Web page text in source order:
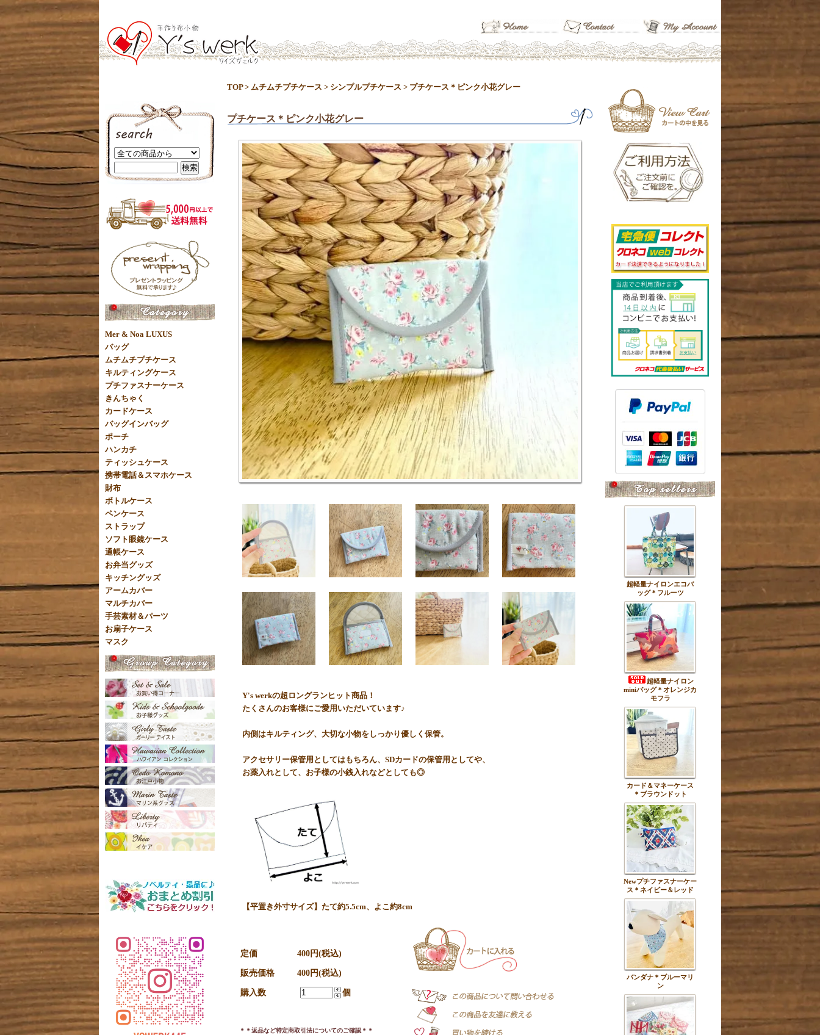
TOP> ムチムチプチケース > シンプルプチケース > プチケース＊ピンク小花グレー
プチケース＊ピンク小花グレー
Y's werkの超ロングランヒット商品！
たくさんのお客様にご愛用いただいています♪
内側はキルティング、大切な小物をしっかり優しく保管。
アクセサリー保管用としてはもちろん、SDカードの保管用としてや、
お薬入れとして、お子様の小銭入れなどとしても◎
【平置き外寸サイズ】たて約5.5cm、よこ約8cm
定価 400円(税込)
販売価格 400円(税込)
購入数 個
＊＊返品など特定商取引法についてのご確認＊＊
Mer & Noa LUXUS
バッグ
ムチムチプチケース
キルティングケース
プチファスナーケース
きんちゃく
カードケース
バッグインバッグ
ポーチ
ハンカチ
ティッシュケース
携帯電話＆スマホケース
財布
ボトルケース
ペンケース
ストラップ
ソフト眼鏡ケース
通帳ケース
お弁当グッズ
キッチングッズ
アームカバー
マルチカバー
手芸素材＆パーツ
お扇子ケース
マスク
超軽量ナイロンエコバ
ッグ＊フルーツ
超軽量ナイロン
miniバッグ＊オレンジカ
モフラ
カード＆マネーケース
＊ブラウンドット
Newプチファスナーケー
ス＊ネイビー＆レッド
バンダナ＊ブルーマリ
ン